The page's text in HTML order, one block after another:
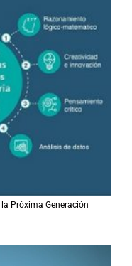
Próxima Generación